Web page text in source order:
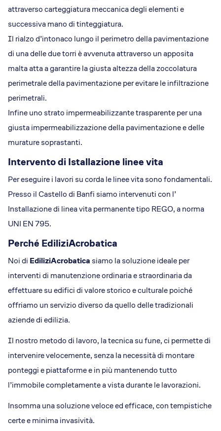
attraverso carteggiatura meccanica degli elementi e
successiva mano di tinteggiatura.
Il rialzo d’intonaco lungo il perimetro della pavimentazione
di una delle due torri è avvenuta attraverso un apposita
malta atta a garantire la giusta altezza della zoccolatura
perimetrale della pavimentazione per evitare le infiltrazione
perimetrali.
Infine uno strato impermeabilizzante trasparente per una
giusta impermeabilizzazione della pavimentazione e delle
murature soprastanti.
Intervento di Istallazione linee vita
Per eseguire i lavori su corda le linee vita sono fondamentali.
Presso il Castello di Banfi siamo intervenuti con l’
Installazione di linea vita permanente tipo REGO, a norma
UNI EN 795.
Perché EdiliziAcrobatica
Noi di EdiliziAcrobatica siamo la soluzione ideale per
interventi di manutenzione ordinaria e straordinaria da
effettuare su edifici di valore storico e culturale poiché
offriamo un servizio diverso da quello delle tradizionali
aziende di edilizia.
Il nostro metodo di lavoro, la tecnica su fune, ci permette di
intervenire velocemente, senza la necessità di montare
ponteggi e piattaforme e in più mantenendo tutto
l’immobile completamente a vista durante le lavorazioni.
Insomma una soluzione veloce ed efficace, con tempistiche
certe e minima invasività.